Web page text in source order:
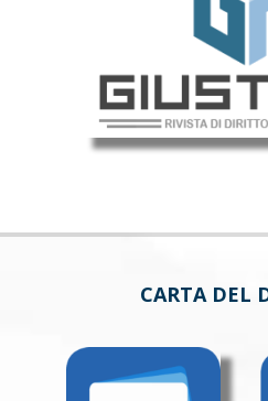
CARTA DEL